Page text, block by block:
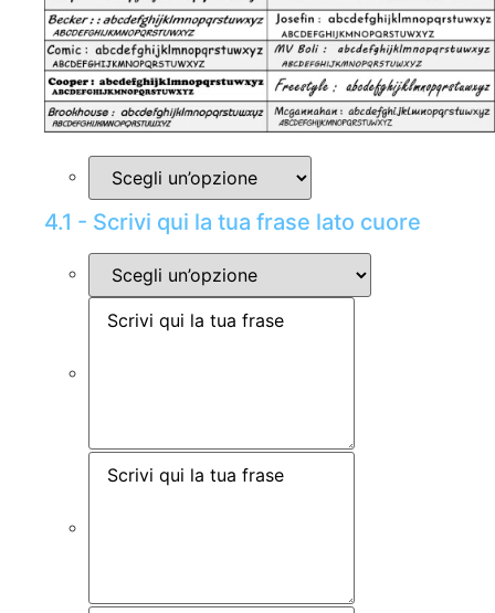
4.1 - Scrivi qui la tua frase lato cuore